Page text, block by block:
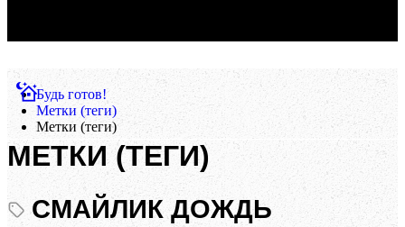
Будь готов!
Метки (теги)
Метки (теги)
МЕТКИ (ТЕГИ)
СМАЙЛИК ДОЖДЬ